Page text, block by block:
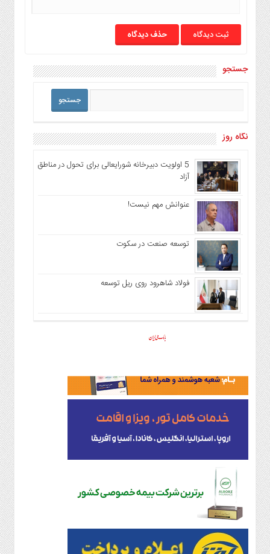
حذف دیدگاه
جستجو
نگاه روز
5 اولویت دبیرخانه شورایعالی برای تحول در مناطق
آزاد
عنوانش مهم نیست!
توسعه صنعت در سکوت
فولاد شاهرود روی ریل توسعه